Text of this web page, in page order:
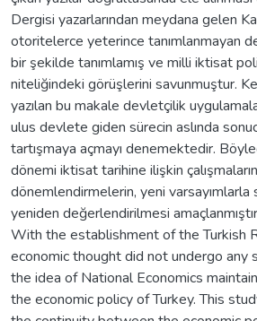
Dergisi yazarlarından meydana gelen
otoritelerce yeterince tanımlanmayan
bir şekilde tanımlamış ve milli iktisat
niteliğindeki görüşlerini savunmuştur.
yazılan bu makale devletçilik
ulus devlete giden sürecin aslında
tartışmaya açmayı denemektedir.
dönemi iktisat tarihine ilişkin
dönemlendirmelerin, yeni varsayımlarla
yeniden değerlendirilmesi
With the establishment of the Turkish
economic thought did not undergo any
the idea of National Economics
the economic policy of Turkey. This